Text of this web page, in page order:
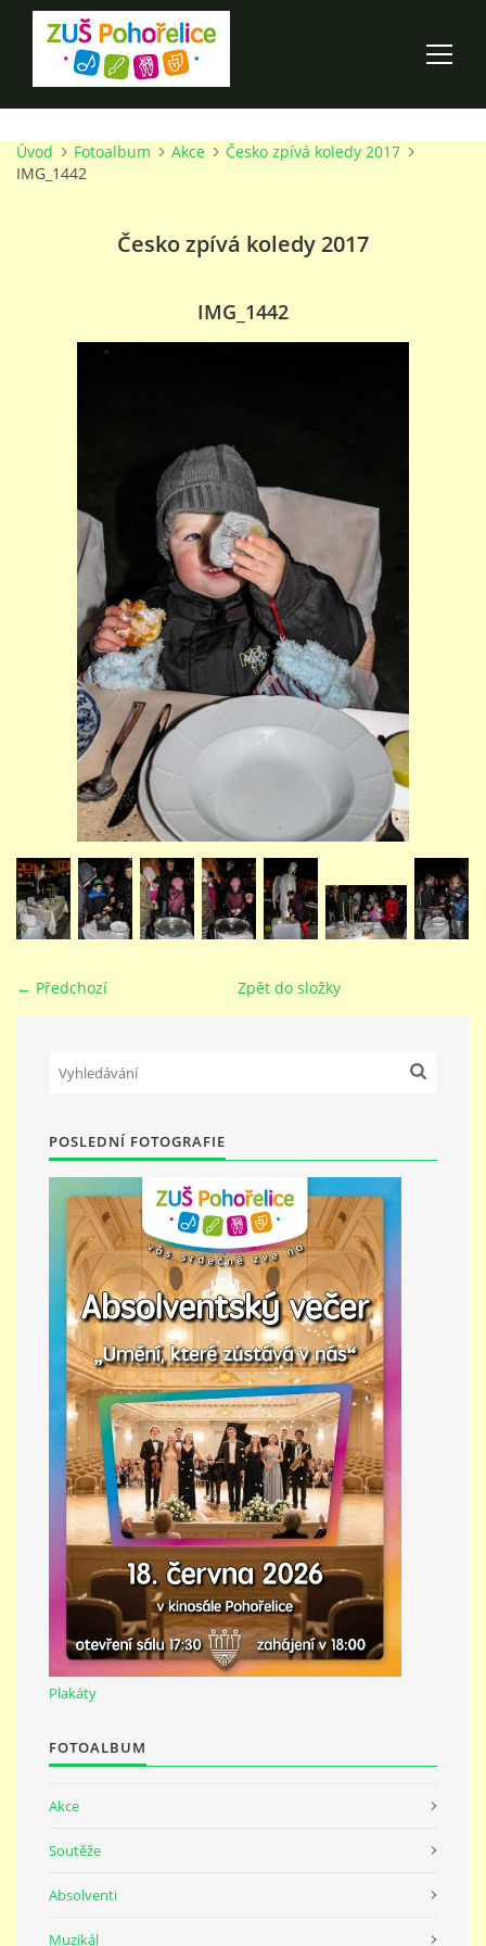
ÚVOD
TALENTOVÉ ZKOUŠKY
STUDIJNÍ OBORY
GALERIE
VIDEA - FILMOVÁ TVORBA
PEDAGOGICKÝ SBOR
DOKUMENTY / KE STAŽENÍ
KURZY
PŘÍMĚSTSKÝ TÁBOR
MISS VÝTVARNÝ MODEL
ZAMĚSTNÁNÍ
DOTACE
GDPR
ZUŠ Pohořelice
Školní 462
Pohořelice
691 23
© 2026 eStránky.cz |Tisk|Nahoru ↑
Úvod Fotoalbum Akce
Česko zpívá koledy 2017
IMG_1442
Česko zpívá koledy 2017
IMG_1442
← Předchozí Zpět do složky
POSLEDNÍ FOTOGRAFIE
Plakáty
FOTOALBUM
Akce
Soutěže
Absolventi
Muzikál